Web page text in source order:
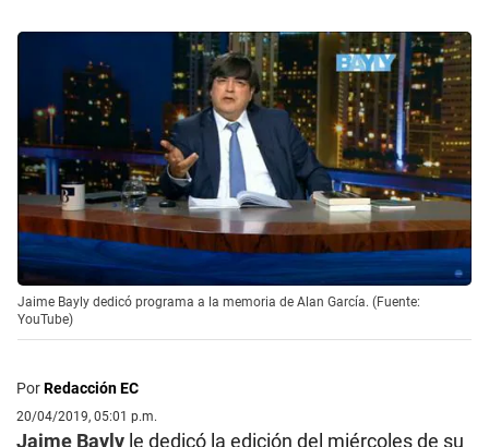
Jaime Bayly dedicó programa a la memoria de Alan García. (Fuente:
YouTube)
PorRedacción EC
20/04/2019, 05:01 p.m.
Jaime Bayly le dedicó la edición del miércoles de su